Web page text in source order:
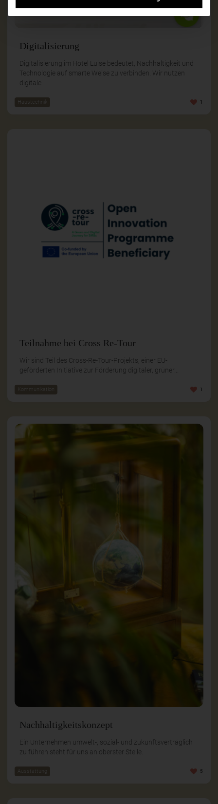
Digitalisierung
Digitalisierung im Hotel Luise bedeutet, Nachhaltigkeit und
Technologie auf smarte Weise zu verbinden. Wir nutzen
digitale
Haustechnik 1
Teilnahme bei Cross Re-Tour
Wir sind Teil des Cross-Re-Tour-Projekts, einer EU-
geförderten Initiative zur Förderung digitaler, grüner...
Kommunikation 1
Nachhaltigkeitskonzept
Ein Unternehmen umwelt-, sozial- und zukunftsverträglich
zu führen steht für uns an oberster Stelle.
Ausstattung 5